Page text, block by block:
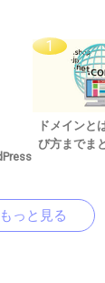
ドメインと
び方までま
もっと見る